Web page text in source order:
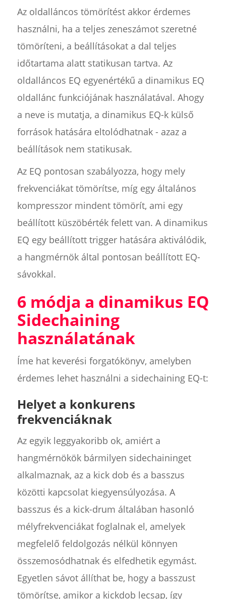
Az oldalláncos tömörítést akkor érdemes
használni, ha a teljes zeneszámot szeretné
tömöríteni, a beállításokat a dal teljes
időtartama alatt statikusan tartva. Az
oldalláncos EQ egyenértékű a dinamikus EQ
oldallánc funkciójának használatával. Ahogy
a neve is mutatja, a dinamikus EQ-k külső
források hatására eltolódhatnak - azaz a
beállítások nem statikusak.
Az EQ pontosan szabályozza, hogy mely
frekvenciákat tömörítse, míg egy általános
kompresszor mindent tömörít, ami egy
beállított küszöbérték felett van. A dinamikus
EQ egy beállított trigger hatására aktiválódik,
a hangmérnök által pontosan beállított EQ-
sávokkal.
6 módja a dinamikus EQ
Sidechaining
használatának
Íme hat keverési forgatókönyv, amelyben
érdemes lehet használni a sidechaining EQ-t:
Helyet a konkurens
frekvenciáknak
Az egyik leggyakoribb ok, amiért a
hangmérnökök bármilyen sidechaininget
alkalmaznak, az a kick dob és a basszus
közötti kapcsolat kiegyensúlyozása. A
basszus és a kick-drum általában hasonló
mélyfrekvenciákat foglalnak el, amelyek
megfelelő feldolgozás nélkül könnyen
összemosódhatnak és elfedhetik egymást.
Egyetlen sávot állíthat be, hogy a basszust
tömörítse, amikor a kickdob lecsap, így